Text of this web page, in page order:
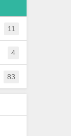
11
4
83